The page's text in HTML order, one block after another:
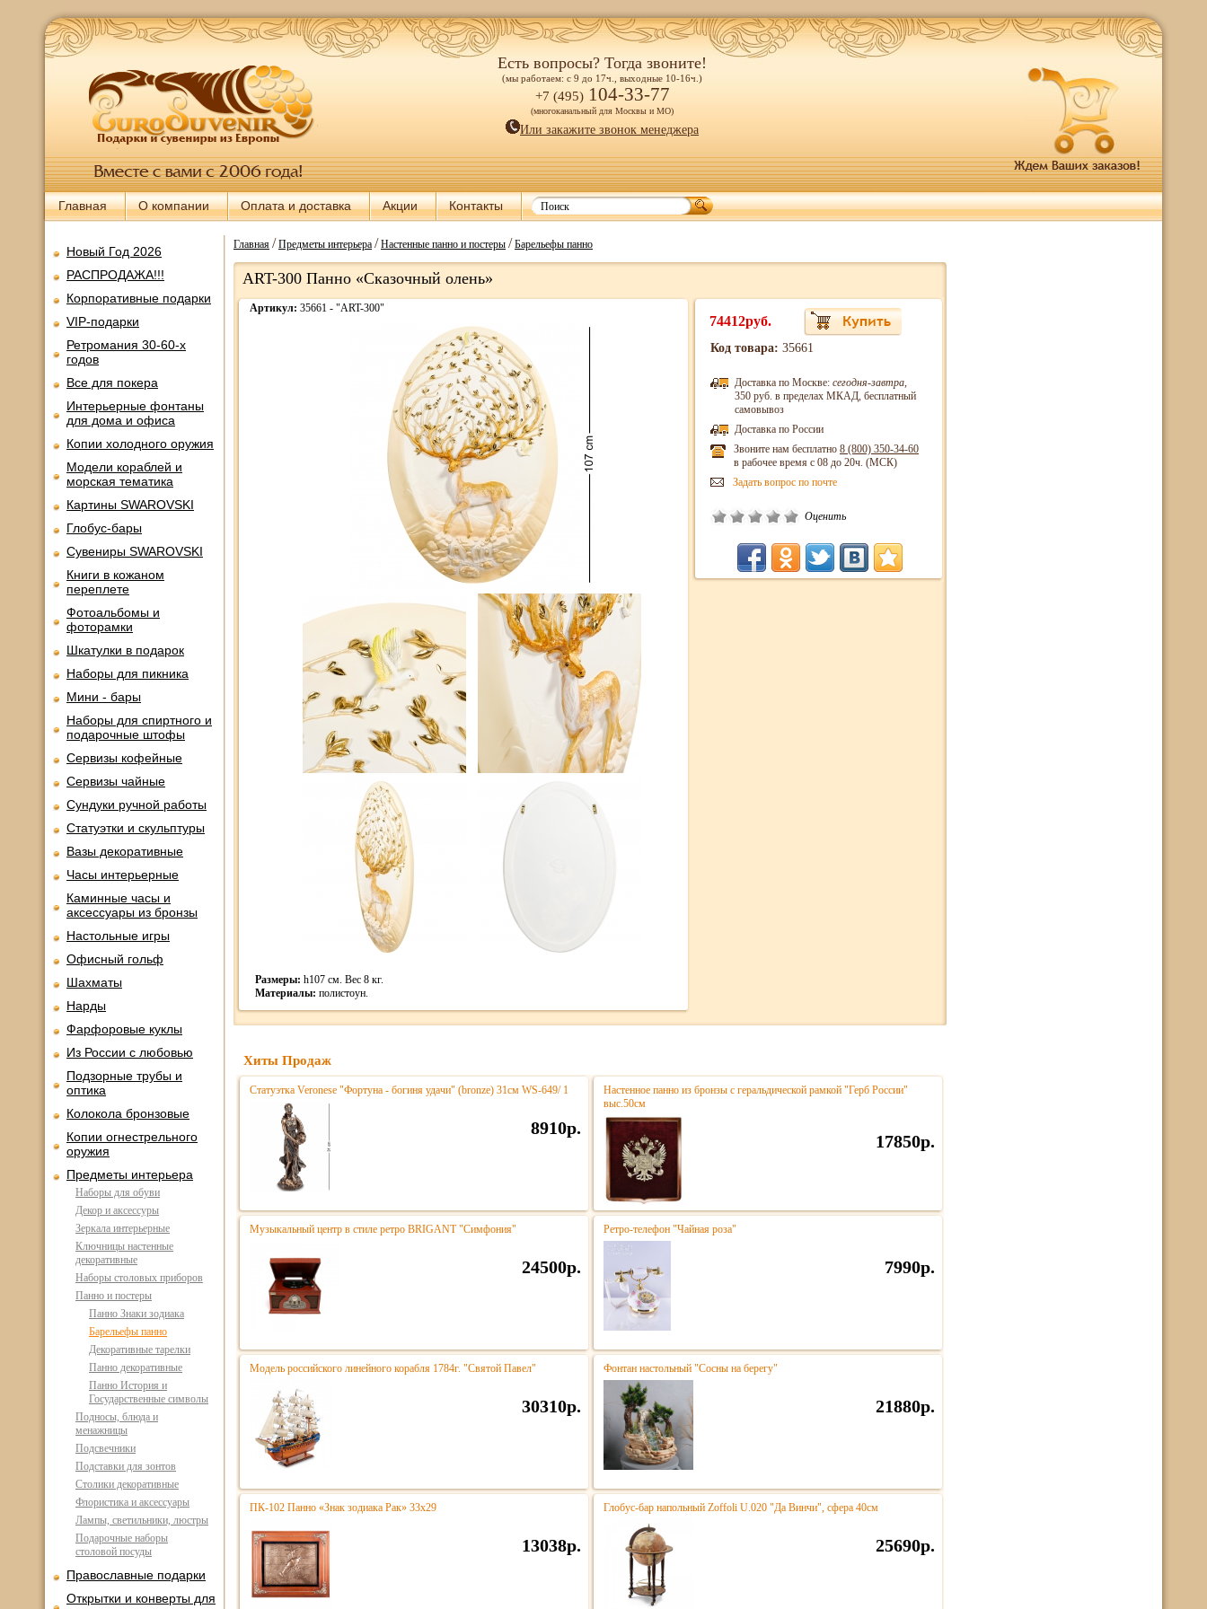
Есть вопросы? Тогда звоните!
(мы работаем: с 9 до 17ч., выходные 10-16ч.)
+7 (495) 104-33-77
(многоканальный для Москвы и МО)
Или закажите звонок менеджера
Главная О компании Оплата и доставка Акции Контакты
Новый Год 2026
РАСПРОДАЖА!!!
Корпоративные подарки
VIP-подарки
Ретромания 30-60-х
годов
Все для покера
Интерьерные фонтаны
для дома и офиса
Копии холодного оружия
Модели кораблей и
морская тематика
Картины SWAROVSKI
Глобус-бары
Сувениры SWAROVSKI
Книги в кожаном
переплете
Фотоальбомы и
фоторамки
Шкатулки в подарок
Наборы для пикника
Мини - бары
Наборы для спиртного и
подарочные штофы
Сервизы кофейные
Сервизы чайные
Сундуки ручной работы
Статуэтки и скульптуры
Вазы декоративные
Часы интерьерные
Каминные часы и
аксессуары из бронзы
Настольные игры
Офисный гольф
Шахматы
Нарды
Фарфоровые куклы
Из России с любовью
Подзорные трубы и
оптика
Колокола бронзовые
Копии огнестрельного
оружия
Предметы интерьера
Наборы для обуви
Декор и аксессуры
Зеркала интерьерные
Ключницы настенные
декоративные
Наборы столовых приборов
Панно и постеры
Панно Знаки зодиака
Барельефы панно
Декоративные тарелки
Панно декоративные
Панно История и
Государственные символы
Подносы, блюда и
менажницы
Подсвечники
Подставки для зонтов
Столики декоративные
Флористика и аксессуары
Лампы, светильники, люстры
Подарочные наборы
столовой посуды
Православные подарки
Открытки и конверты для
Главная/Предметы интерьера/Настенные панно и постеры/Барельефы панно
ART-300 Панно «Сказочный олень»
Артикул: 35661 - "ART-300"
Размеры: h107 см. Вес 8 кг.
Материалы: полистоун.
74412руб.
Код товара: 35661
Доставка по Москве: сегодня-завтра,
350 руб. в пределах МКАД, бесплатный
самовывоз
Доставка по России
Звоните нам бесплатно 8 (800) 350-34-60
в рабочее время с 08 до 20ч. (МСК)
Задать вопрос по почте
Оценить
Хиты Продаж
Статуэтка Veronese "Фортуна - богиня удачи" (bronze) 31см WS-649/ 1
8910р.
Настенное панно из бронзы с геральдической рамкой "Герб России"
выс.50см
17850р.
Музыкальный центр в стиле ретро BRIGANT "Симфония"
24500р.
Ретро-телефон "Чайная роза"
7990р.
Модель российского линейного корабля 1784г. "Святой Павел"
30310р.
Фонтан настольный "Сосны на берегу"
21880р.
ПК-102 Панно «Знак зодиака Рак» 33х29
13038р.
Глобус-бар напольный Zoffoli U.020 "Да Винчи", сфера 40см
25690р.